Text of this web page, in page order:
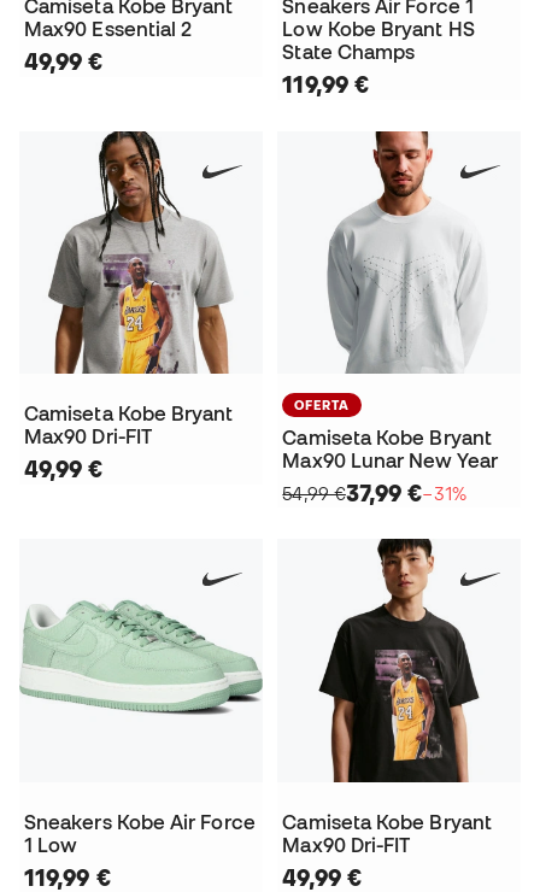
Camiseta Kobe Bryant
Max90 Essential 2
49,99 €
Sneakers Air Force 1
Low Kobe Bryant HS
State Champs
119,99 €
Camiseta Kobe Bryant
Max90 Dri-FIT
49,99 €
OFERTA
Camiseta Kobe Bryant
Max90 Lunar New Year
54,99 €37,99 €−31%
Sneakers Kobe Air Force
1 Low
119,99 €
Camiseta Kobe Bryant
Max90 Dri-FIT
49,99 €